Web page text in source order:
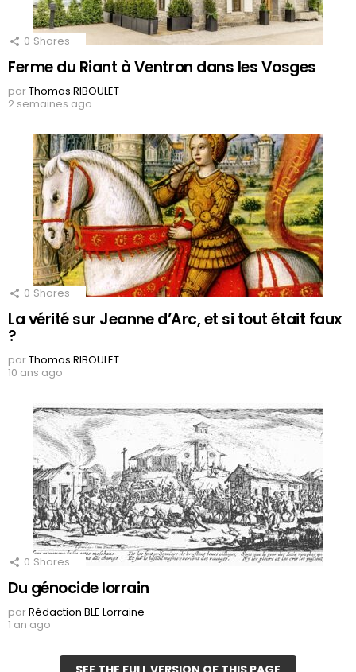
0 Shares
Ferme du Riant à Ventron dans les Vosges
parThomas RIBOULET
2 semaines ago
0 Shares
La vérité sur Jeanne d’Arc, et si tout était faux
?
parThomas RIBOULET
10 ans ago
0 Shares
Du génocide lorrain
parRédaction BLE Lorraine
1 an ago